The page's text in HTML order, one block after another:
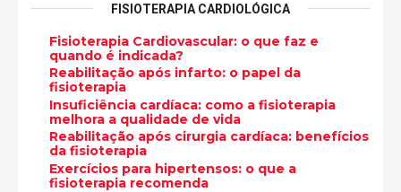
FISIOTERAPIA CARDIOLÓGICA
Fisioterapia Cardiovascular: o que faz e
quando é indicada?
Reabilitação após infarto: o papel da
fisioterapia
Insuficiência cardíaca: como a fisioterapia
melhora a qualidade de vida
Reabilitação após cirurgia cardíaca: benefícios
da fisioterapia
Exercícios para hipertensos: o que a
fisioterapia recomenda